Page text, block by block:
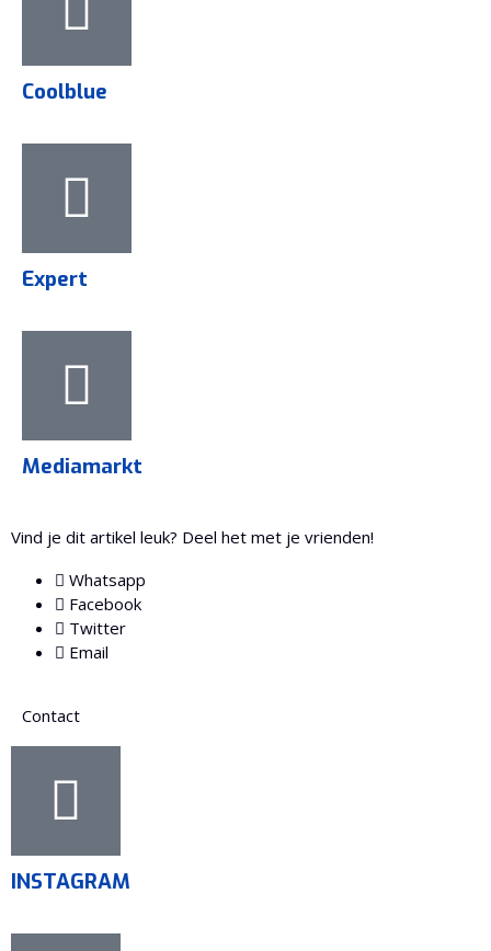
Coolblue
Expert
Mediamarkt
Vind je dit artikel leuk? Deel het met je vrienden!
Whatsapp
Facebook
Twitter
Email
Contact
INSTAGRAM